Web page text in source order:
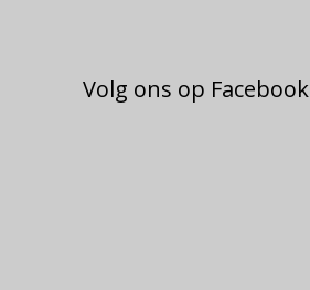
Volg ons op Facebook